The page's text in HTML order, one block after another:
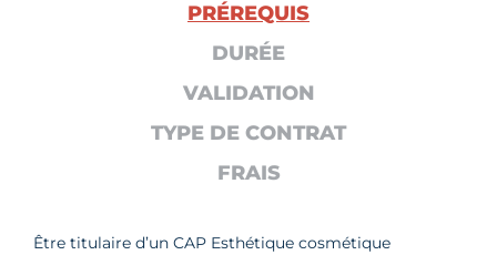
PRÉREQUIS
DURÉE
VALIDATION
TYPE DE CONTRAT
FRAIS
Être titulaire d’un CAP Esthétique cosmétique